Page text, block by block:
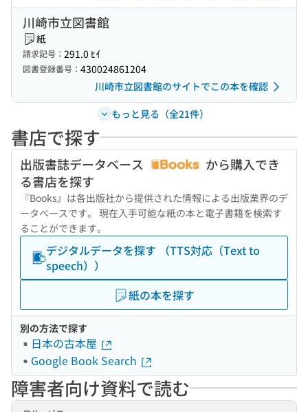
川崎市立図書館
紙
請求記号： 291.0 ﾋｲ
図書登録番号： 430024861204
川崎市立図書館のサイトでこの本を確認
もっと見る（全21件）
書店で探す
出版書誌データベース
から購入でき
る書店を探す
『Books』は各出版社から提供された情報による出版業界のデ
ータベースです。 現在入手可能な紙の本と電子書籍を検索す
ることができます。
デジタルデータを探す （TTS対応（Text to
speech））
紙の本を探す
別の方法で探す
日本の古本屋
Google Book Search
障害者向け資料で読む